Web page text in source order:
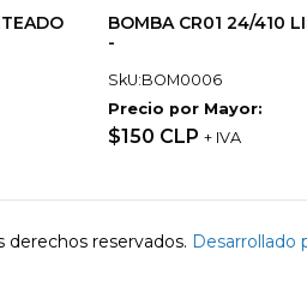
BOMBA CR01 24/410
-
SkU:BOM0006
Precio por Mayor:
$150 CLP + IVA
derechos reservados. Desarrollado